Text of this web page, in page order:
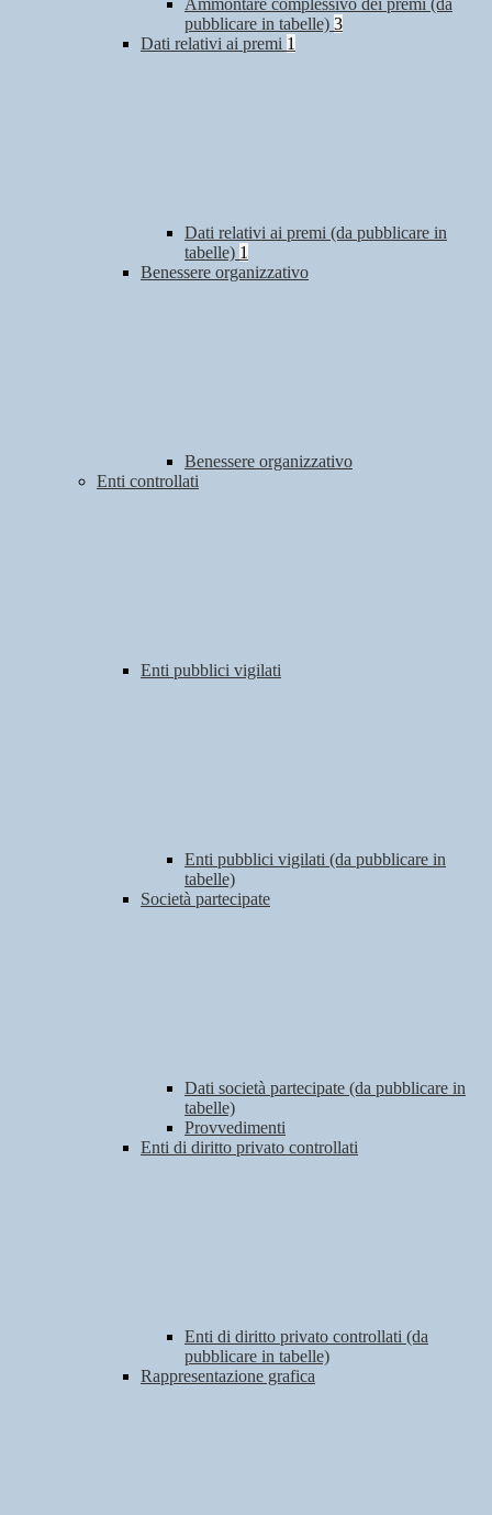
Ammontare complessivo dei premi (da
pubblicare in tabelle) 3
Dati relativi ai premi 1
Dati relativi ai premi (da pubblicare in
tabelle) 1
Benessere organizzativo
Benessere organizzativo
Enti controllati
Enti pubblici vigilati
Enti pubblici vigilati (da pubblicare in
tabelle)
Società partecipate
Dati società partecipate (da pubblicare in
tabelle)
Provvedimenti
Enti di diritto privato controllati
Enti di diritto privato controllati (da
pubblicare in tabelle)
Rappresentazione grafica